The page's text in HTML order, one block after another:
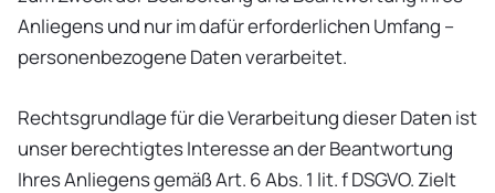
Anliegens und nur im dafür erforderlichen Umfang –
personenbezogene Daten verarbeitet.
Rechtsgrundlage für die Verarbeitung dieser Daten ist
unser berechtigtes Interesse an der Beantwortung
Ihres Anliegens gemäß Art. 6 Abs. 1 lit. f DSGVO. Zielt